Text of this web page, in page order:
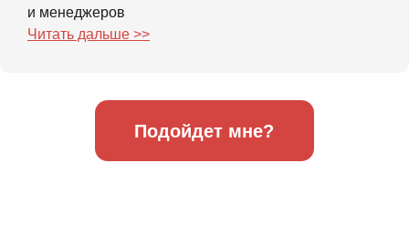
и менеджеров
Читать дальше >>